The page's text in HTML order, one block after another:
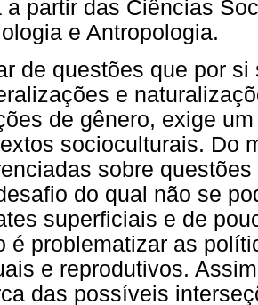
a partir das Ciências
e Antropologia.
de questões que por
e
de gênero, exige
socioculturais. Do
sobre
do qual não se
superficiais e de
é problematizar as
e reprodutivos.
das possíveis